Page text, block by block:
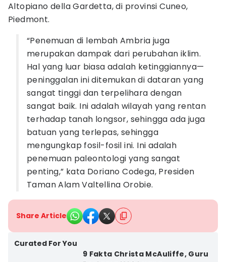
Altopiano della Gardetta, di provinsi Cuneo,
Piedmont.
“Penemuan di lembah Ambria juga
merupakan dampak dari perubahan iklim.
Hal yang luar biasa adalah ketinggiannya—
peninggalan ini ditemukan di dataran yang
sangat tinggi dan terpelihara dengan
sangat baik. Ini adalah wilayah yang rentan
terhadap tanah longsor, sehingga ada juga
batuan yang terlepas, sehingga
mengungkap fosil-fosil ini. Ini adalah
penemuan paleontologi yang sangat
penting,” kata Doriano Codega, Presiden
Taman Alam Valtellina Orobie.
Share Article
Curated For You
9 Fakta Christa McAuliffe, Guru